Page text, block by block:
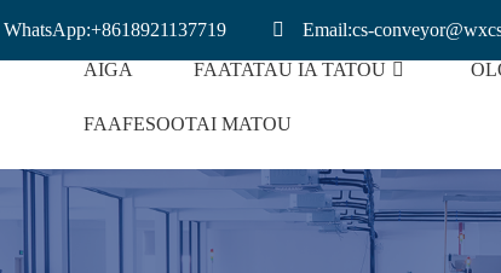
WhatsApp:+8618921137719
Email:cs-
AIGA
FAATATAU IA TATOU
FAAFESOOTAI MATOU